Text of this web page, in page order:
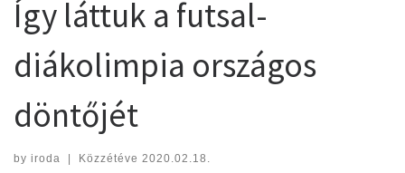
Így láttuk a futsal-
diákolimpia országos
döntőjét
by iroda | Közzétéve 2020.02.18.